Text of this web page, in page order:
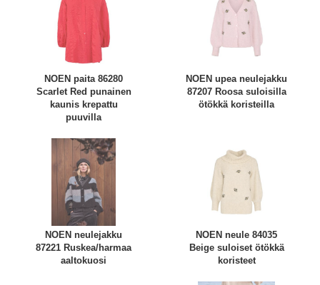
NOEN paita 86280
Scarlet Red punainen
kaunis krepattu
puuvilla
NOEN upea neulejakku
87207 Roosa suloisilla
ötökkä koristeilla
NOEN neulejakku
87221 Ruskea/harmaa
aaltokuosi
NOEN neule 84035
Beige suloiset ötökkä
koristeet